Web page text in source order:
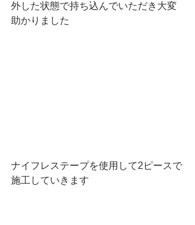
外した状態で持ち込んでいただき大変
助かりました
ナイフレステープを使用して2ピースで
施工していきます